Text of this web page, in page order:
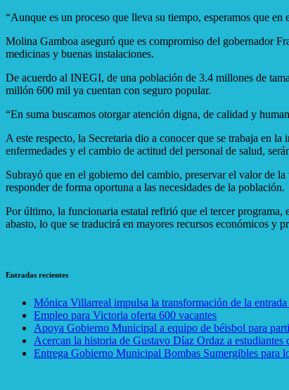
“Aunque es un proceso que lleva su tiempo, esperamos que
Molina Gamboa aseguró que es compromiso del gobernador
medicinas y buenas instalaciones.
De acuerdo al INEGI, de una población de 3.4 millones de
millón 600 mil ya cuentan con seguro popular.
“En suma buscamos otorgar atención digna, de calidad y
A este respecto, la Secretaria dio a conocer que se trabaja en
enfermedades y el cambio de actitud del personal de salud,
Subrayó que en el gobierno del cambio, preservar el valor de
responder de forma oportuna a las necesidades de la población.
Por último, la funcionaria estatal refirió que el tercer programa,
abasto, lo que se traducirá en mayores recursos económicos y
Entradas recientes
Mónica Villarreal impulsa la transformación de la
Empleo para Victoria oferta 600 vacantes
Apoya Gobierno Municipal a equipo de béisbol para
Acercan la historia de Gustavo Díaz Ordaz a
Entrega Gobierno Municipal Bombas Sumergibles para